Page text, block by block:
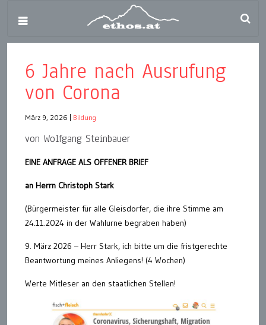
6 Jahre nach Ausrufung
von Corona
März 9, 2026 Bildung
von Wolfgang Steinbauer
EINE ANFRAGE ALS OFFENER BRIEF
an Herrn Christoph Stark
(Bürgermeister für alle Gleisdorfer, die ihre Stimme am
24.11.2024 in der Wahlurne begraben haben)
9. März 2026 – Herr Stark, ich bitte um die fristgerechte
Beantwortung meines Anliegens! (4 Wochen)
Werte Mitleser an den staatlichen Stellen!